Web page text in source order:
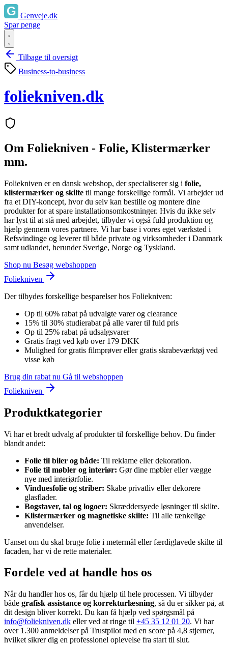
Genveje.dk
Spar penge
Tilbage til oversigt
Business-to-business
foliekniven.dk
Om Foliekniven - Folie, Klistermærker
mm.
Foliekniven er en dansk webshop, der specialiserer sig i folie,
klistermærker og skilte til mange forskellige formål. Vi arbejder ud
fra et DIY-koncept, hvor du selv kan bestille og montere dine
produkter for at spare installationsomkostninger. Hvis du ikke selv
har lyst til at stå med arbejdet, tilbyder vi også fuld produktion og
hjælp gennem vores partnere. Vi har base i vores eget værksted i
Refsvindinge og leverer til både private og virksomheder i Danmark
samt udlandet, herunder Sverige, Norge og Tyskland.
Shop nu Besøg webshoppen
Foliekniven
Der tilbydes forskellige besparelser hos Foliekniven:
Op til 60% rabat på udvalgte varer og clearance
15% til 30% studierabat på alle varer til fuld pris
Op til 25% rabat på udsalgsvarer
Gratis fragt ved køb over 179 DKK
Mulighed for gratis filmprøver eller gratis skrabeværktøj ved
visse køb
Brug din rabat nu Gå til webshoppen
Foliekniven
Produktkategorier
Vi har et bredt udvalg af produkter til forskellige behov. Du finder
blandt andet:
Folie til biler og både: Til reklame eller dekoration.
Folie til møbler og interiør: Gør dine møbler eller vægge
nye med interiørfolie.
Vinduesfolie og striber: Skabe privatliv eller dekorere
glasflader.
Bogstaver, tal og logoer: Skræddersyede løsninger til skilte.
Klistermærker og magnetiske skilte: Til alle tænkelige
anvendelser.
Uanset om du skal bruge folie i metermål eller færdiglavede skilte til
facaden, har vi de rette materialer.
Fordele ved at handle hos os
Når du handler hos os, får du hjælp til hele processen. Vi tilbyder
både grafisk assistance og korrekturlæsning, så du er sikker på, at
dit design bliver korrekt. Du kan få hjælp ved spørgsmål på
info@foliekniven.dk eller ved at ringe til +45 35 12 01 20. Vi har
over 1.300 anmeldelser på Trustpilot med en score på 4,8 stjerner,
hvilket sikrer dig en professionel oplevelse fra start til slut.